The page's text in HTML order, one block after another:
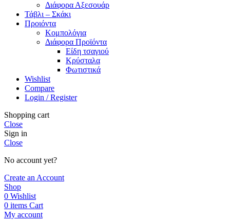
Διάφορα Αξεσουάρ
Τάβλι – Σκάκι
Προιόντα
Κομπολόγια
Διάφορα Προϊόντα
Είδη τσαγιού
Κρύσταλα
Φωτιστικά
Wishlist
Compare
Login / Register
Shopping cart
Close
Sign in
Close
No account yet?
Create an Account
Shop
0 Wishlist
0 items Cart
My account